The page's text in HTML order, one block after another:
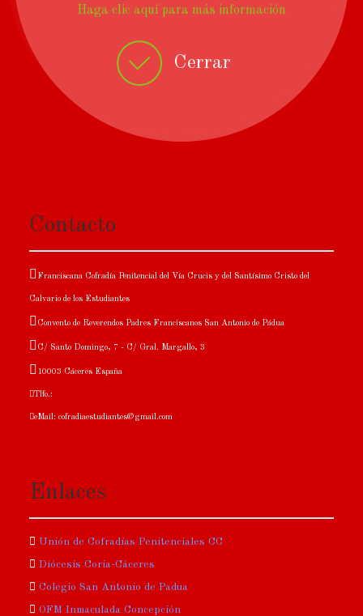
Cerrar
Haga clic aquí para más información
Contacto
Franciscana Cofradía Penitencial del Vía Crucis y del Santísimo Cristo del
Calvario de los Estudiantes
Convento de Reverendos Padres Franciscanos San Antonio de Pádua
C/ Santo Domingo, 7 - C/ Gral. Margallo, 3
10003 Cáceres España
Tlfo.:
eMail: cofradiaestudiantes@gmail.com
Enlaces
Unión de Cofradías Penitenciales CC
Diócesis Coria-Cáceres
Colegio San Antonio de Padua
OFM Inmaculada Concepción